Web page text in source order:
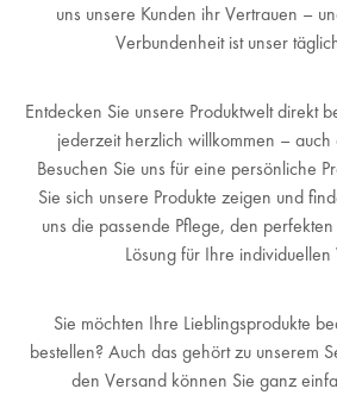
uns unsere Kunden ihr Vertrauen –
Verbundenheit ist unser
Entdecken Sie unsere Produktwelt direkt
jederzeit herzlich willkommen – auch
Besuchen Sie uns für eine persönliche
Sie sich unsere Produkte zeigen und
uns die passende Pflege, den
Lösung für Ihre individuellen
Sie möchten Ihre Lieblingsprodukte
bestellen? Auch das gehört zu unserem
den Versand können Sie ganz